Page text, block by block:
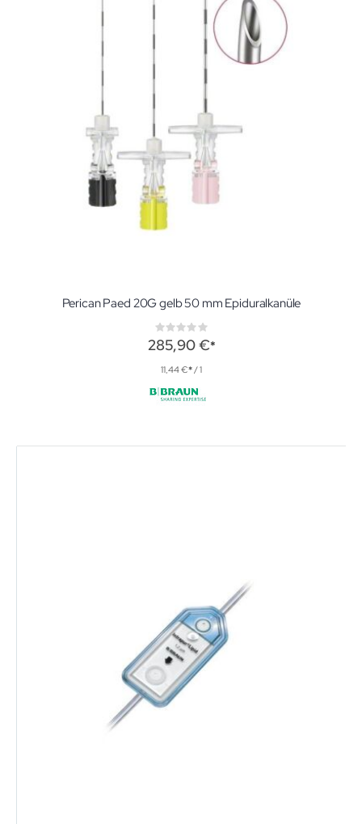
Perican Paed 20G gelb 50 mm Epiduralkanüle
Rating:
0%
285,90 €
11,44 € / 1